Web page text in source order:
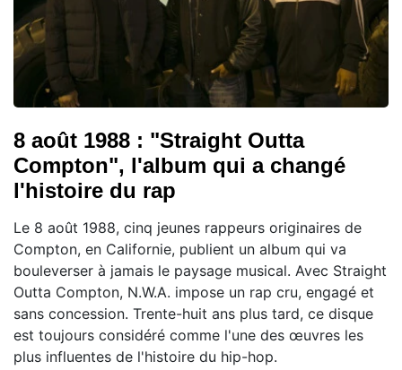
8 août 1988 : "Straight Outta
Compton", l'album qui a changé
l'histoire du rap
Le 8 août 1988, cinq jeunes rappeurs originaires de
Compton, en Californie, publient un album qui va
bouleverser à jamais le paysage musical. Avec Straight
Outta Compton, N.W.A. impose un rap cru, engagé et
sans concession. Trente-huit ans plus tard, ce disque
est toujours considéré comme l'une des œuvres les
plus influentes de l'histoire du hip-hop.